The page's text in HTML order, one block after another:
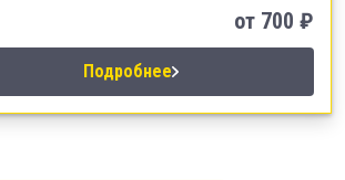
от 700 ₽
Подробнее